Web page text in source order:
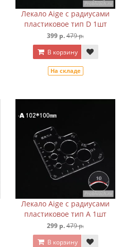
Лекало Aige с радиусами
пластиковое тип D 1шт
399 р.479 р.
В корзину
На складе
Лекало Aige с радиусами
пластиковое тип A 1шт
299 р.479 р.
В корзину